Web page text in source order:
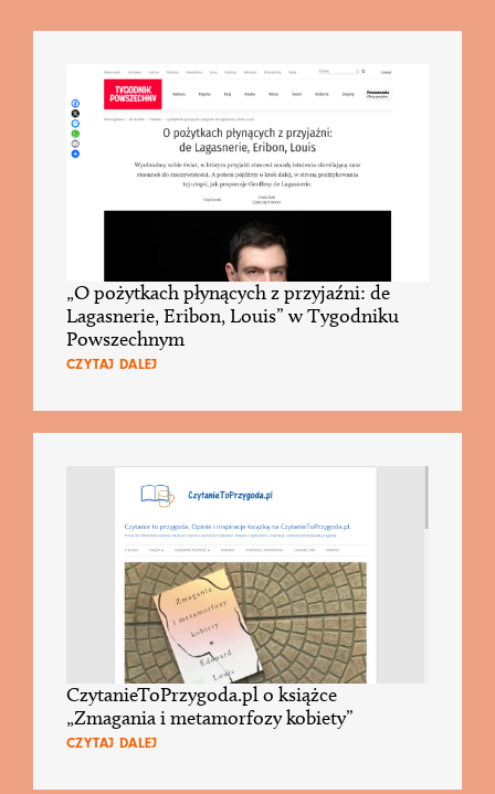
„O pożytkach płynących z przyjaźni: de
Lagasnerie, Eribon, Louis” w Tygodniku
Powszechnym
CZYTAJ DALEJ
CzytanieToPrzygoda.pl o książce
„Zmagania i metamorfozy kobiety”
CZYTAJ DALEJ